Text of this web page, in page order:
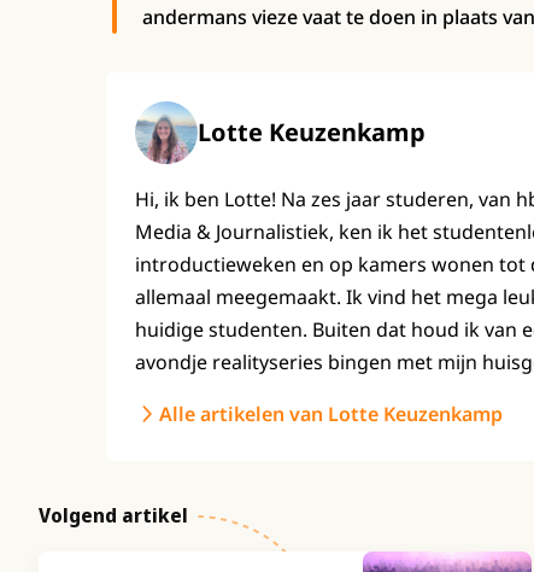
andermans vieze vaat te doen in plaats
Lotte Keuzenkamp
Hi, ik ben Lotte! Na zes jaar studeren, van
Media & Journalistiek, ken ik het
introductieweken en op kamers wonen
allemaal meegemaakt. Ik vind het mega
huidige studenten. Buiten dat houd ik van
avondje realityseries bingen met mijn
Alle artikelen van Lotte Keuzenkamp
Volgend artikel